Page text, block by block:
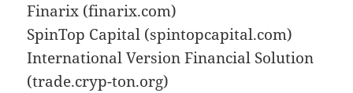
Finarix (finarix.com)
SpinTop Capital (spintopcapital.com)
International Version Financial Solution
(trade.cryp-ton.org)